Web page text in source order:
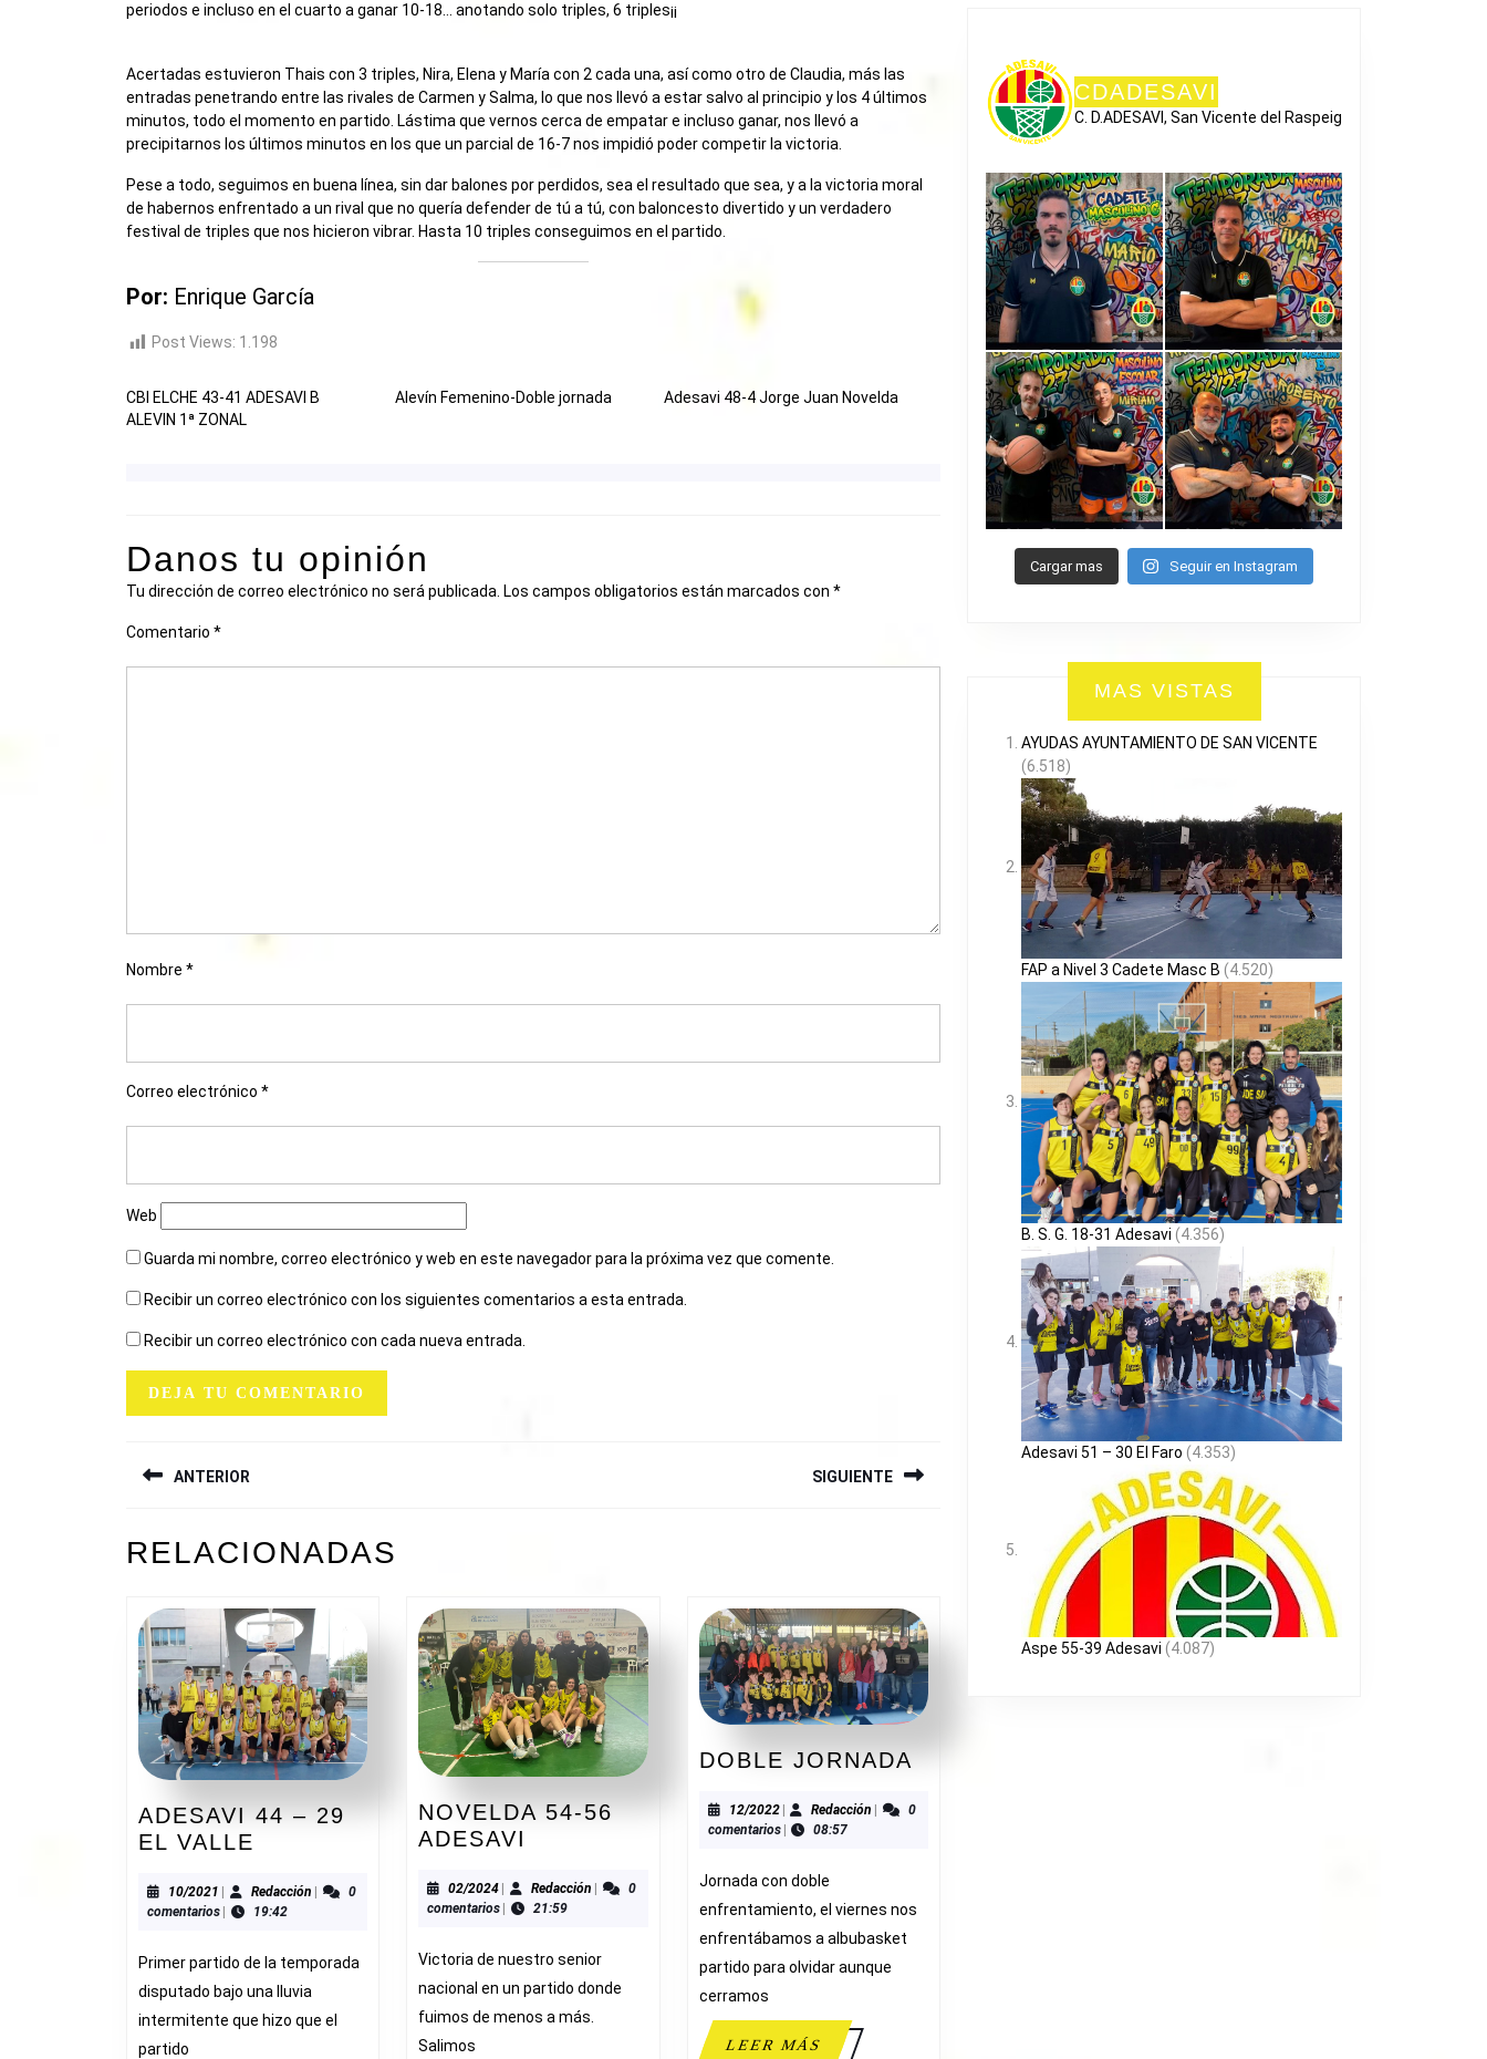
periodos e incluso en el cuarto a ganar 10-18… anotando solo triples, 6 triples¡¡
Acertadas estuvieron Thais con 3 triples, Nira, Elena y María con 2 cada una, así como otro de Claudia, más las
entradas penetrando entre las rivales de Carmen y Salma, lo que nos llevó a estar salvo al principio y los 4 últimos
minutos, todo el momento en partido. Lástima que vernos cerca de empatar e incluso ganar, nos llevó a
precipitarnos los últimos minutos en los que un parcial de 16-7 nos impidió poder competir la victoria.
Pese a todo, seguimos en buena línea, sin dar balones por perdidos, sea el resultado que sea, y a la victoria moral
de habernos enfrentado a un rival que no quería defender de tú a tú, con baloncesto divertido y un verdadero
festival de triples que nos hicieron vibrar. Hasta 10 triples conseguimos en el partido.
Por: Enrique García
Post Views: 1.198
CBI ELCHE 43-41 ADESAVI B
ALEVIN 1ª ZONAL
Alevín Femenino-Doble jornada Adesavi 48-4 Jorge Juan Novelda
Danos tu opinión
Tu dirección de correo electrónico no será publicada. Los campos obligatorios están marcados con *
Comentario *
Nombre *
Correo electrónico *
Web
Guarda mi nombre, correo electrónico y web en este navegador para la próxima vez que comente.
Recibir un correo electrónico con los siguientes comentarios a esta entrada.
Recibir un correo electrónico con cada nueva entrada.
DE
ENTRADAS
ANTERIOR
anterior:
SIGUIENTE
RELACIONADAS
ADESAVI 44 – 29
EL VALLE
–
29
VALLE
10/2021 10/2021RedacciónRedacción
0
comentarios
19:42
Primer partido de la temporada
disputado bajo una lluvia
intermitente que hizo que el
partido
NOVELDA 54-56
ADESAVI
56
ADESAVI
02/202402/2024Redacción Redacción
0
comentarios
21:59
Victoria de nuestro senior
nacional en un partido donde
fuimos de menos a más.
Salimos
DOBLE JORNADA
12/202212/2022
| Redacción Redacción
|
0
comentarios | 08:57
Jornada con doble
enfrentamiento, el viernes nos
enfrentábamos a albubasket
partido para olvidar aunque
cerramos
LEER MÁSLEER
CDADESAVI
C. D.ADESAVI, San Vicente del Raspeig
Cargar mas Seguir en Instagram
MAS VISTAS
AYUDAS AYUNTAMIENTO DE SAN VICENTE
(6.518)
FAP a Nivel 3 Cadete Masc B (4.520)
B. S. G. 18-31 Adesavi (4.356)
Adesavi 51 – 30 El Faro (4.353)
Aspe 55-39 Adesavi (4.087)